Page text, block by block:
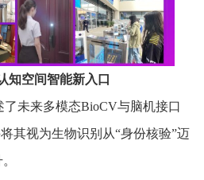
空间智能新入口
未来多模态BioCV与脑机接口
其视为生物识别从“身份核验”迈